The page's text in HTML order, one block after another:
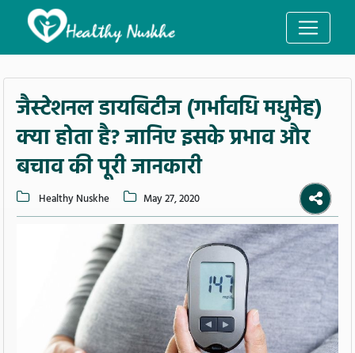
जैस्टेशनल डायबिटीज (गर्भावधि मधुमेह)
क्या होता है? जानिए इसके प्रभाव और
बचाव की पूरी जानकारी
Healthy Nuskhe May 27, 2020